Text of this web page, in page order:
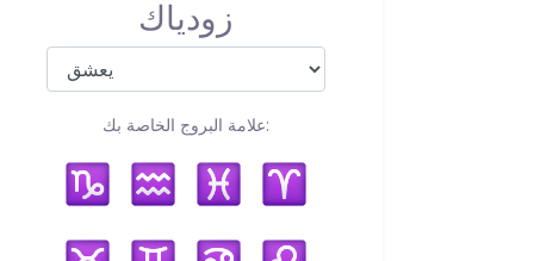
زودياك
علامة البروج الخاصة بك: